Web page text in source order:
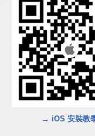
→ iOS 安裝教